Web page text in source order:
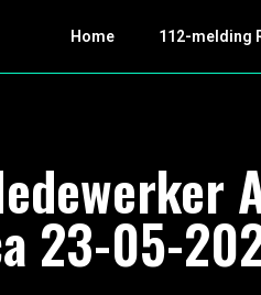
Home 112-melding
23-05-